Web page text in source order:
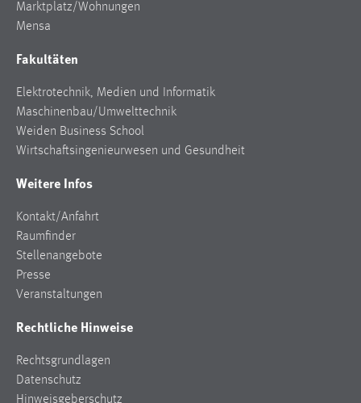
Marktplatz/Wohnungen
Mensa
Fakultäten
Elektrotechnik, Medien und Informatik
Maschinenbau/Umwelttechnik
Weiden Business School
Wirtschaftsingenieurwesen und Gesundheit
Weitere Infos
Kontakt/Anfahrt
Raumfinder
Stellenangebote
Presse
Veranstaltungen
Rechtliche Hinweise
Rechtsgrundlagen
Datenschutz
Hinweisgeberschutz